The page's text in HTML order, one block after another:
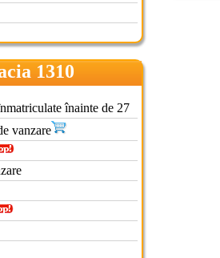
1310
înainte de 27
vanzare